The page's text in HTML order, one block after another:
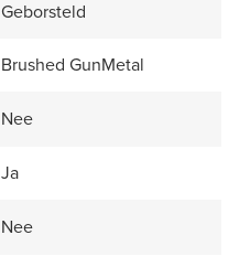
Geborsteld
Brushed GunMetal
Nee
Ja
Nee